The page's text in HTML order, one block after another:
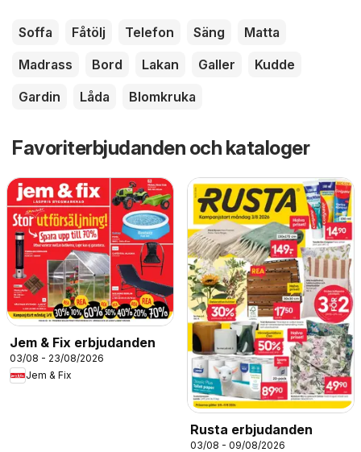
Soffa Fåtölj Telefon Säng
Matta
Madrass
Bord Lakan Galler
Kudde
Gardin
Låda Blomkruka
Favoriterbjudanden och kataloger
Jem & Fix erbjudanden
03/08 - 23/08/2026
Jem & Fix
Rusta erbjudanden
03/08 - 09/08/2026